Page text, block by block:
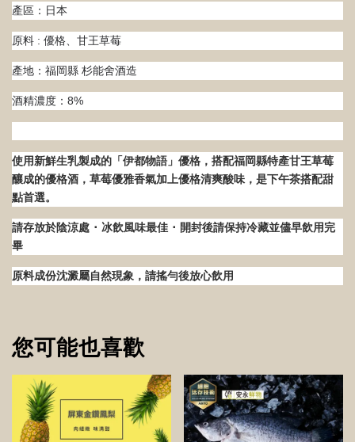
產區：日本
原料 : 優格、甘王草莓
產地：福岡縣 杉能舍酒造
酒精濃度：8%
使用新鮮生乳製成的「伊都物語」優格，搭配福岡縣特產甘王草莓
釀成的優格酒，草莓優雅香氣加上優格清爽酸味，是下午茶搭配甜
點首選。
請存放於陰涼處 ･ 冰飲風味最佳 ･ 開封後請保持冷藏並儘早飲用完
畢
原料成份沈澱屬自然現象，請搖勻後放心飲用
您可能也喜歡